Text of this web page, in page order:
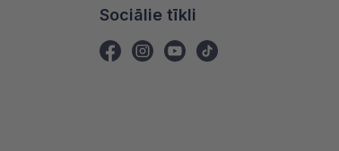
Sociālie tīkli